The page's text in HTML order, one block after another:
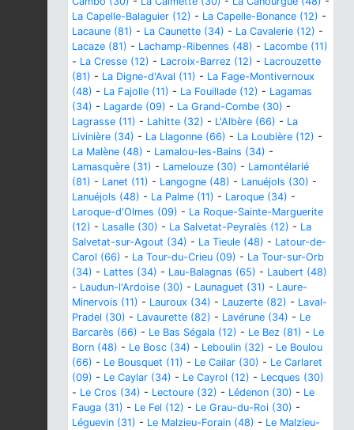
La Capelle-Balaguier (12) - La Capelle-Bonance (12) -
Lacaune (81) - La Caunette (34) - La Cavalerie (12) -
Lacaze (81) - Lachamp-Ribennes (48) - Lacombe (11)
- La Cresse (12) - Lacroix-Barrez (12) - Lacrouzette
(81) - La Digne-d'Aval (11) - La Fage-Montivernoux
(48) - La Fajolle (11) - La Fouillade (12) - Lagamas
(34) - Lagarde (09) - La Grand-Combe (30) -
Lagrasse (11) - Lahitte (32) - L'Albère (66) - La
Livinière (34) - La Llagonne (66) - La Loubière (12) -
La Malène (48) - Lamalou-les-Bains (34) -
Lamasquère (31) - Lamelouze (30) - Lamontélarié
(81) - Lanet (11) - Langogne (48) - Lanuéjols (30) -
Lanuéjols (48) - La Palme (11) - Laroque (34) -
Laroque-d'Olmes (09) - La Roque-Sainte-Marguerite
(12) - Lasalle (30) - La Salvetat-Peyralès (12) - La
Salvetat-sur-Agout (34) - La Tieule (48) - Latour-de-
Carol (66) - La Tour-du-Crieu (09) - La Tour-sur-Orb
(34) - Lattes (34) - Lau-Balagnas (65) - Laubert (48)
- Laudun-l'Ardoise (30) - Launaguet (31) - Laure-
Minervois (11) - Lauroux (34) - Lauzerte (82) - Laval-
Pradel (30) - Lavaurette (82) - Lavérune (34) - Le
Barcarès (66) - Le Bas Ségala (12) - Le Bez (81) - Le
Born (48) - Le Bosc (34) - Leboulin (32) - Le Boulou
(66) - Le Bousquet (11) - Le Cailar (30) - Le Carlaret
(09) - Le Caylar (34) - Le Cayrol (12) - Lecques (30)
- Le Cros (34) - Lectoure (32) - Lédenon (30) - Le
Fauga (31) - Le Fel (12) - Le Grau-du-Roi (30) -
Léguevin (31) - Le Malzieu-Forain (48) - Le Malzieu-